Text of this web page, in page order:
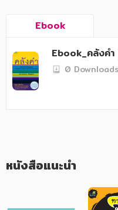
นิตยสาร หนังสือพิมพ์
ครอบครัว
การเรียน การศึกษา
ตัวอย่างให้ชัดเจนยิ่งขึ้น รวมแ
คู่มือและสมบัติประจำตัวของนั
นักแปล และผู้ที่ใช้ภาษาไทยเป็
Ebook
Ebook_คลังค
0 Downloads
หนังสือแนะนำ